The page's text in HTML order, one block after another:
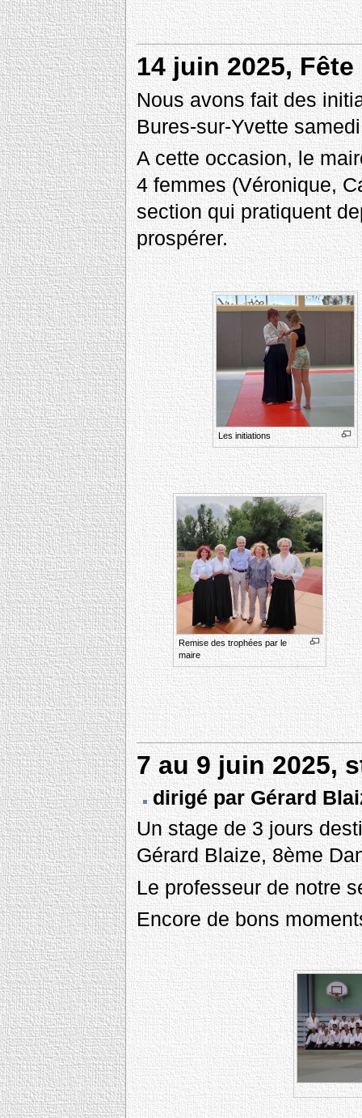
14 juin 2025,
Nous avons fait des
Bures-sur-Yvette
A cette occasion, le
4 femmes (Véronique,
section qui pratiquent
prospérer.
Les initiations
Remise des trophées par le
maire
7 au 9 juin 2025,
dirigé par Gérard
Un stage de 3 jours
Gérard Blaize, 8ème
Le professeur de notre
Encore de bons